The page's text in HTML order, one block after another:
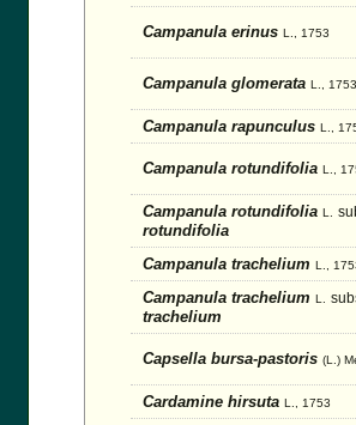
Campanula erinus L., 1753
Campanula glomerata L., 1753
Campanula rapunculus L.,
Campanula rotundifolia L.,
Campanula rotundifolia L.
rotundifolia
Campanula trachelium L.,
Campanula trachelium L.
trachelium
Capsella bursa-pastoris (L.)
Cardamine hirsuta L., 1753